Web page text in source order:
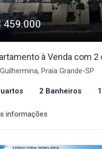
459.000
à Venda com 2
Guilhermina, Praia Grande-SP
2 Banheiros
informações